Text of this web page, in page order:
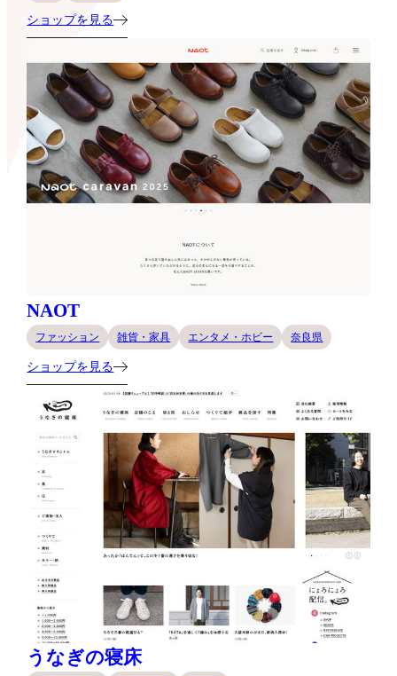
ショップを見る
NAOT
ファッション 雑貨・家具 エンタメ・ホビー 奈良県
ショップを見る
うなぎの寝床